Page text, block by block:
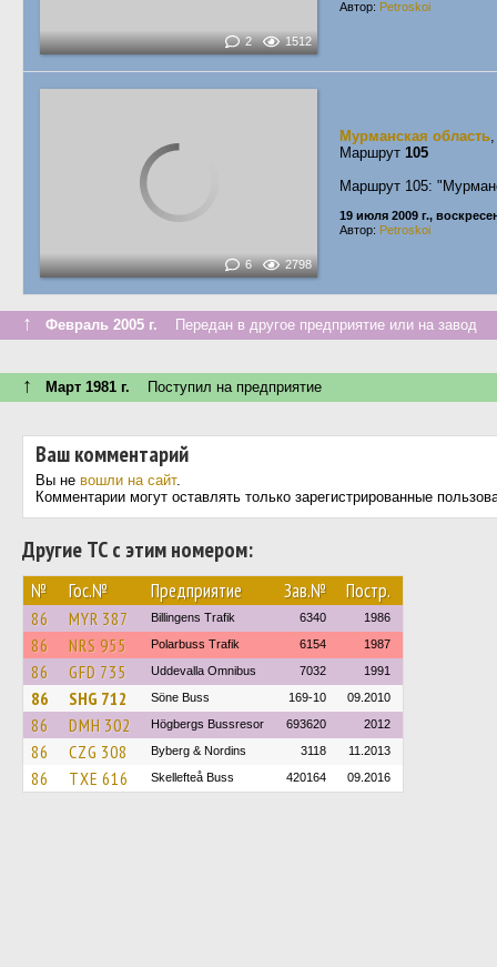
2 1512
Автор: Petroskoi
6 2798
Мурманская область
Маршрут 105
Маршрут 105:
19 июля 2009 г.,
Автор: Petroskoi
↑ Февраль 2005 г. Передан в другое предприятие или на завод
↑ Март 1981 г. Поступил на предприятие
Ваш комментарий
Вы не вошли на сайт.
Комментарии могут оставлять только зарегистрированные
Другие ТС с этим номером:
№ Гос.№ Предприятие Зав.№ Постр.
86 MYR 387 Billingens Trafik 6340 1986
86 NRS 955 Polarbuss Trafik 6154 1987
86 GFD 735 Uddevalla Omnibus 7032 1991
86 SHG 712 Söne Buss 169-10 09.2010
86 DMH 302 Högbergs Bussresor 693620 2012
86 CZG 308 Byberg & Nordins 3118 11.2013
86 TXE 616 Skellefteå Buss 420164 09.2016